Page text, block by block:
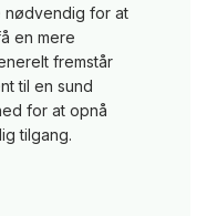
for at
en mere
fremstår
til en sund
for at opnå
tilgang.